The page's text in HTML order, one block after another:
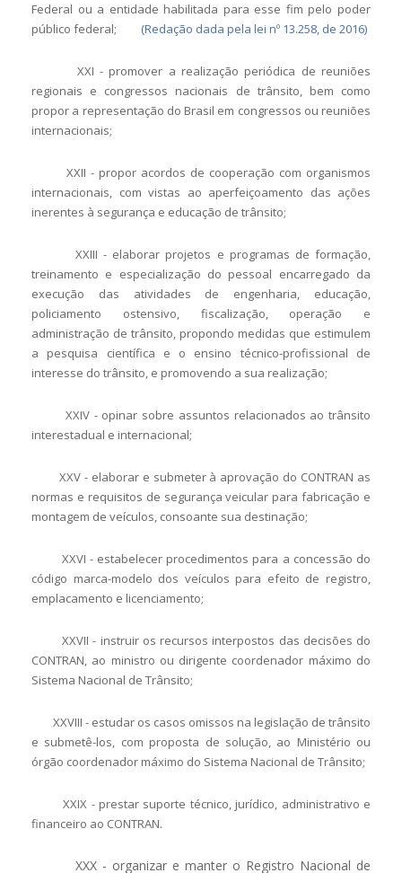
Federal ou a entidade habilitada para esse fim pelo poder
público federal; (Redação dada pela lei nº 13.258, de 2016)
XXI - promover a realização periódica de reuniões
regionais e congressos nacionais de trânsito, bem como
propor a representação do Brasil em congressos ou reuniões
internacionais;
XXII - propor acordos de cooperação com organismos
internacionais, com vistas ao aperfeiçoamento das ações
inerentes à segurança e educação de trânsito;
XXIII - elaborar projetos e programas de formação,
treinamento e especialização do pessoal encarregado da
execução das atividades de engenharia, educação,
policiamento ostensivo, fiscalização, operação e
administração de trânsito, propondo medidas que estimulem
a pesquisa científica e o ensino técnico-profissional de
interesse do trânsito, e promovendo a sua realização;
XXIV - opinar sobre assuntos relacionados ao trânsito
interestadual e internacional;
XXV - elaborar e submeter à aprovação do CONTRAN as
normas e requisitos de segurança veicular para fabricação e
montagem de veículos, consoante sua destinação;
XXVI - estabelecer procedimentos para a concessão do
código marca-modelo dos veículos para efeito de registro,
emplacamento e licenciamento;
XXVII - instruir os recursos interpostos das decisões do
CONTRAN, ao ministro ou dirigente coordenador máximo do
Sistema Nacional de Trânsito;
XXVIII - estudar os casos omissos na legislação de trânsito
e submetê-los, com proposta de solução, ao Ministério ou
órgão coordenador máximo do Sistema Nacional de Trânsito;
XXIX - prestar suporte técnico, jurídico, administrativo e
financeiro ao CONTRAN.
XXX - organizar e manter o Registro Nacional de